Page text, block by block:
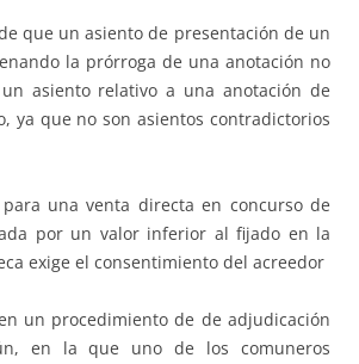
que un asiento de presentación de un
la prórroga de una anotación no
asiento relativo a una anotación de
ya que no son asientos contradictorios
una venta directa en concurso de
por un valor inferior al fijado en la
exige el consentimiento del acreedor
un procedimiento de de adjudicación
en la que uno de los comuneros